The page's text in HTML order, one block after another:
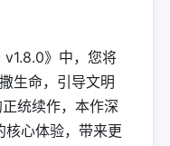
》中，您将
生命，引导文明
统续作，本作深
核心体验，带来更